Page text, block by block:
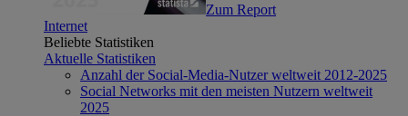
Zum Report
Internet
Beliebte Statistiken
Aktuelle Statistiken
Anzahl der Social-Media-Nutzer weltweit 2012-2025
Social Networks mit den meisten Nutzern weltweit
2025